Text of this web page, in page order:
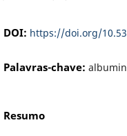
DOI: https://doi.org/
Palavras-chave:
Resumo